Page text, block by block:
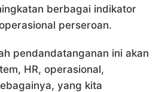
berbagai indikator
perseroan.
pendandatanganan ini akan
HR, operasional,
yang kita